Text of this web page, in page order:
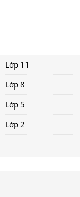
Lớp 11
Lớp 8
Lớp 5
Lớp 2